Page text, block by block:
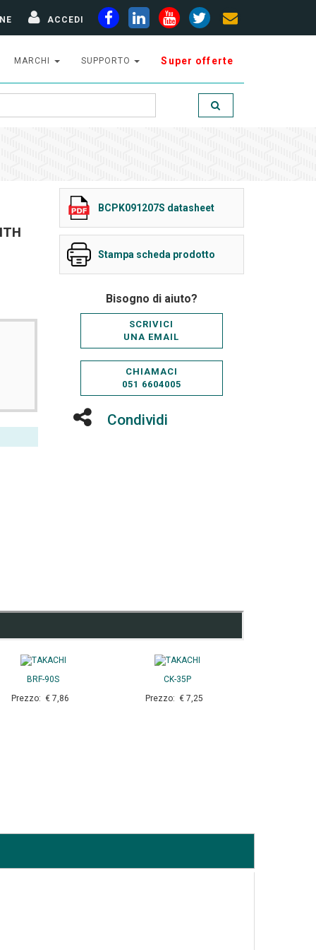
ACCEDI
MARCHI SUPPORTO Super offerte
BCPK091207S datasheet
Stampa scheda prodotto
Bisogno di aiuto?
SCRIVICI
UNA EMAIL
CHIAMACI
051 6604005
Condividi
BRF-90S
Prezzo: € 7,86
CK-35P
Prezzo: € 7,25